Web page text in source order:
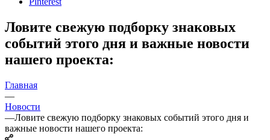
Ловите свежую подборку знаковых
событий этого дня и важные новости
нашего проекта:
Главная
—
Новости
—Ловите свежую подборку знаковых событий этого дня и
важные новости нашего проекта: